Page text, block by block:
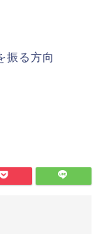
振る方向